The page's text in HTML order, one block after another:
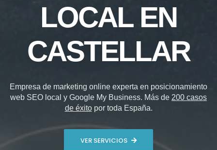
LOCAL EN
CASTELLAR
Empresa de marketing online experta en posicionamiento
web SEO local y Google My Business. Más de 200 casos
de éxitopor toda España.
VER SERVICIOS